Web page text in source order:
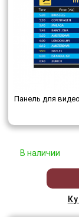
Панель для
В наличии